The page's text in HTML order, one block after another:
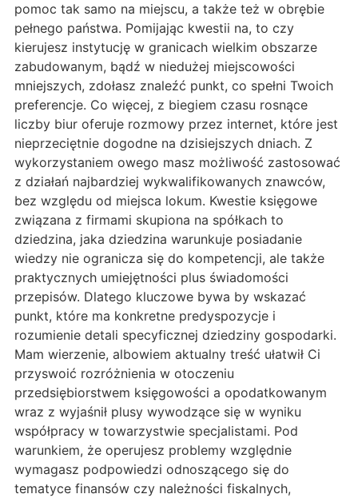
pomoc tak samo na miejscu, a także też w obrębie
pełnego państwa. Pomijając kwestii na, to czy
kierujesz instytucję w granicach wielkim obszarze
zabudowanym, bądź w niedużej miejscowości
mniejszych, zdołasz znaleźć punkt, co spełni Twoich
preferencje. Co więcej, z biegiem czasu rosnące
liczby biur oferuje rozmowy przez internet, które jest
nieprzeciętnie dogodne na dzisiejszych dniach. Z
wykorzystaniem owego masz możliwość zastosować
z działań najbardziej wykwalifikowanych znawców,
bez względu od miejsca lokum. Kwestie księgowe
związana z firmami skupiona na spółkach to
dziedzina, jaka dziedzina warunkuje posiadanie
wiedzy nie ogranicza się do kompetencji, ale także
praktycznych umiejętności plus świadomości
przepisów. Dlatego kluczowe bywa by wskazać
punkt, które ma konkretne predyspozycje i
rozumienie detali specyficznej dziedziny gospodarki.
Mam wierzenie, albowiem aktualny treść ułatwił Ci
przyswoić rozróżnienia w otoczeniu
przedsiębiorstwem księgowości a opodatkowanym
wraz z wyjaśnił plusy wywodzące się w wyniku
współpracy w towarzystwie specjalistami. Pod
warunkiem, że operujesz problemy względnie
wymagasz podpowiedzi odnoszącego się do
tematyce finansów czy należności fiskalnych,